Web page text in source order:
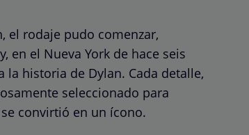
el rodaje pudo comenzar,
en el Nueva York de hace seis
historia de Dylan. Cada detalle,
seleccionado para
convirtió en un ícono.